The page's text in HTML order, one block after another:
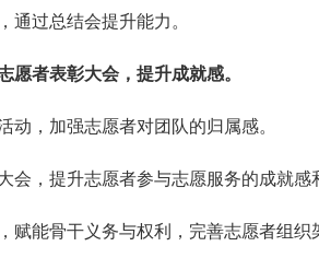
通过总结会提升能力。
愿者表彰大会，提升成就感。
动，加强志愿者对团队的归属感。
会，提升志愿者参与志愿服务的成就感
赋能骨干义务与权利，完善志愿者组